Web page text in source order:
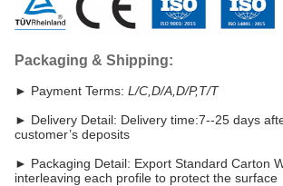
Packaging & Shipping:
► Payment Terms: L/C,D/A,D/P,T/T
► Delivery Detail: Delivery time:7--25 days
customer’s deposits
► Packaging Detail: Export Standard Carton
interleaving each profile to protect the surface